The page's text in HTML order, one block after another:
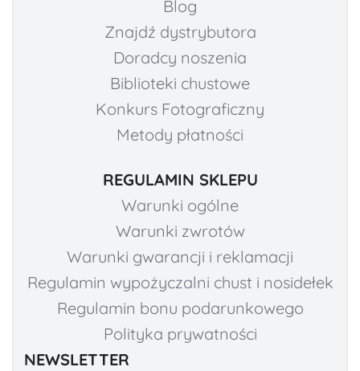
Blog
Znajdź dystrybutora
Doradcy noszenia
Biblioteki chustowe
Konkurs Fotograficzny
Metody płatności
REGULAMIN SKLEPU
Warunki ogólne
Warunki zwrotów
Warunki gwarancji i reklamacji
Regulamin wypożyczalni chust i nosidełek
Regulamin bonu podarunkowego
Polityka prywatności
NEWSLETTER